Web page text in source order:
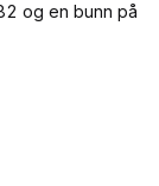
og en bunn på